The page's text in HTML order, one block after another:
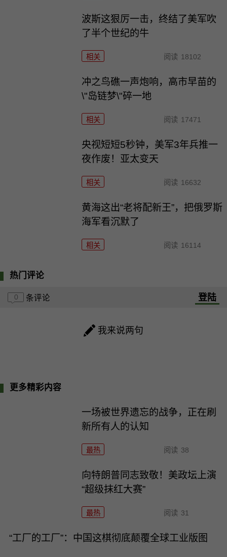
波斯这狠厉一击，终结了美军吹
了半个世纪的牛
相关 阅读 18102
冲之鸟礁一声炮响，高市早苗的
\"岛链梦\"碎一地
相关 阅读 17471
央视短短5秒钟，美军3年兵推一
夜作废！亚太变天
相关 阅读 16632
黄海这出“老将配新王”，把俄罗斯
海军看沉默了
相关 阅读 16114
热门评论
0 条评论 登陆
我来说两句
更多精彩内容
一场被世界遗忘的战争，正在刷
新所有人的认知
最热 阅读 38
向特朗普同志致敬！美政坛上演
“超级抹红大赛”
最热 阅读 31
“工厂的工厂”：中国这棋彻底颠覆全球工业版图